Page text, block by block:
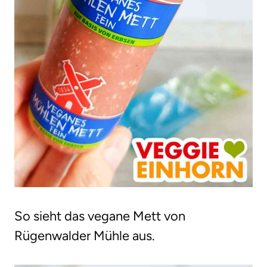
So sieht das vegane Mett von
Rügenwalder Mühle aus.